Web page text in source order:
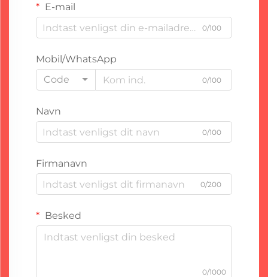
E-mail
0/100
Mobil/WhatsApp
Code
0/100
Navn
0/100
Firmanavn
0/200
Besked
0/1000